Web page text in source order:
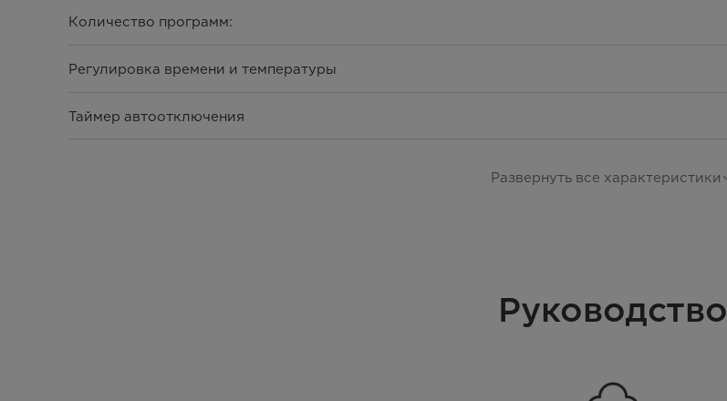
Количество программ:
Регулировка времени и температуры
Таймер автоотключения
Развернуть все характеристики
Руководство